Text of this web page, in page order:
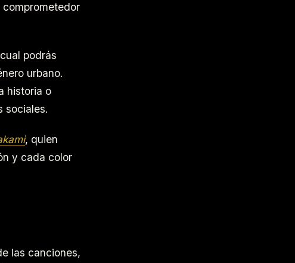
comprometedor
podrás
urbano.
historia o
sociales.
, quien
y cada color
las canciones,